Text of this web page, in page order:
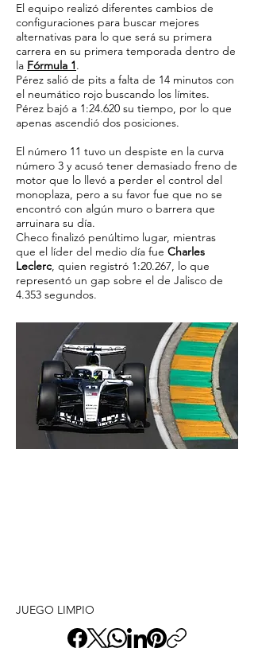
El equipo realizó diferentes cambios de
configuraciones para buscar mejores
alternativas para lo que será su primera
carrera en su primera temporada dentro de
la Fórmula 1.
Pérez salió de pits a falta de 14 minutos con
el neumático rojo buscando los límites.
Pérez bajó a 1:24.620 su tiempo, por lo que
apenas ascendió dos posiciones.
El número 11 tuvo un despiste en la curva
número 3 y acusó tener demasiado freno de
motor que lo llevó a perder el control del
monoplaza, pero a su favor fue que no se
encontró con algún muro o barrera que
arruinara su día.
Checo finalizó penúltimo lugar, mientras
que el líder del medio día fue Charles
Leclerc, quien registró 1:20.267, lo que
representó un gap sobre el de Jalisco de
4.353 segundos.
JUEGO LIMPIO